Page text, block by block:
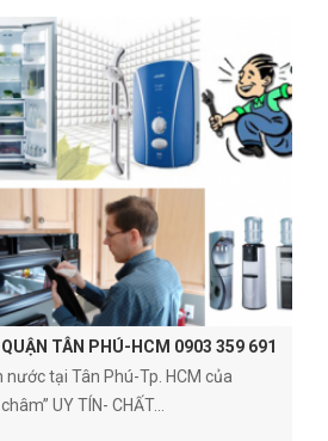
TÂN PHÚ-HCM 0903 359 691
tại Tân Phú-Tp. HCM của
UY TÍN- CHẤT...